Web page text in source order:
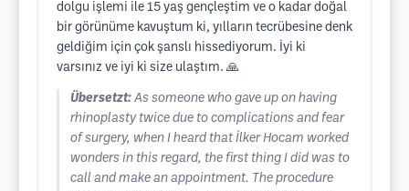
dolgu işlemi ile 15 yaş gençleştim ve o kadar doğal
bir görünüme kavuştum ki, yılların tecrübesine denk
geldiğim için çok şanslı hissediyorum. İyi ki
varsınız ve iyi ki size ulaştım. 🙏
Übersetzt: As someone who gave up on having
rhinoplasty twice due to complications and fear
of surgery, when I heard that İlker Hocam worked
wonders in this regard, the first thing I did was to
call and make an appointment. The procedure